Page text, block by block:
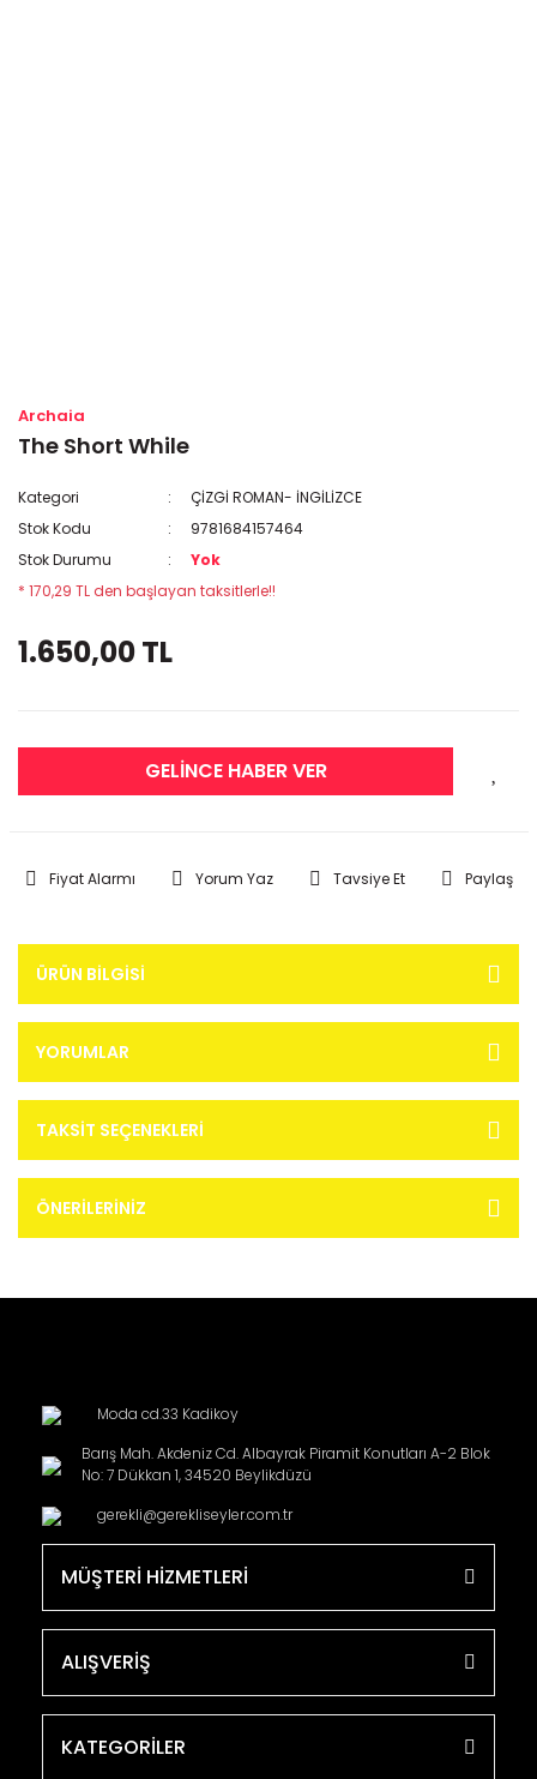
Archaia
The Short While
Kategori
ÇİZGİ ROMAN- İNGİLİZCE
Stok Kodu
9781684157464
Stok Durumu
Yok
* 170,29 TL den başlayan taksitlerle!!
1.650,00 TL
GELİNCE HABER VER
Fiyat Alarmı Yorum Yaz Tavsiye Et Paylaş
ÜRÜN BILGISI
YORUMLAR
TAKSIT SEÇENEKLERI
ÖNERILERINIZ
Moda cd.33 Kadikoy
Barış Mah. Akdeniz Cd. Albayrak Piramit Konutları A-2 Blok
No: 7 Dükkan 1, 34520 Beylikdüzü
gerekli@gerekliseyler.com.tr
MÜŞTERİ HİZMETLERİ
ALIŞVERİŞ
KATEGORİLER